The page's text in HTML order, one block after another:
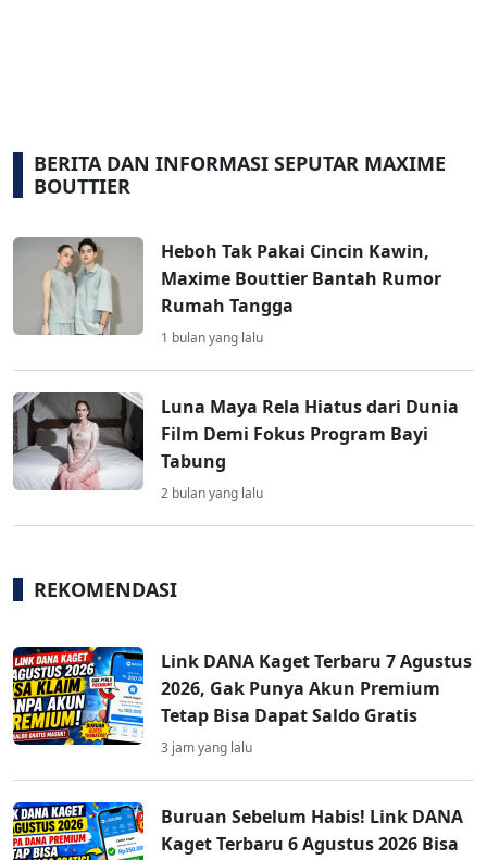
BERITA DAN INFORMASI SEPUTAR MAXIME
BOUTTIER
Heboh Tak Pakai Cincin Kawin,
Maxime Bouttier Bantah Rumor
Rumah Tangga
1 bulan yang lalu
Luna Maya Rela Hiatus dari Dunia
Film Demi Fokus Program Bayi
Tabung
2 bulan yang lalu
REKOMENDASI
Link DANA Kaget Terbaru 7 Agustus
2026, Gak Punya Akun Premium
Tetap Bisa Dapat Saldo Gratis
3 jam yang lalu
Buruan Sebelum Habis! Link DANA
Kaget Terbaru 6 Agustus 2026 Bisa